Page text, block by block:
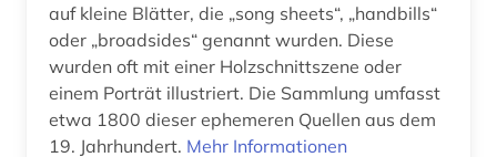
gesamtausgabe (8)
gesangbuch (1)
gesangstechnik (1)
auf kleine Blätter, die „song sheets“, „handbills“
oder „broadsides“ genannt wurden. Diese
wurden oft mit einer Holzschnittszene oder
einem Porträt illustriert. Die Sammlung umfasst
etwa 1800 dieser ephemeren Quellen aus dem
19. Jahrhundert. Mehr Informationen